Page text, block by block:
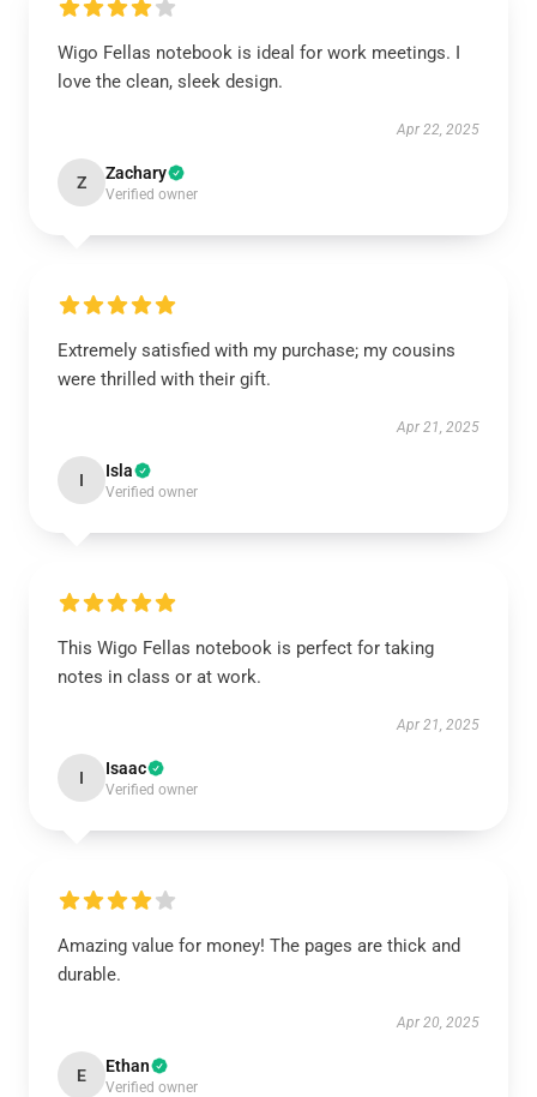
Wigo Fellas notebook is ideal for work meetings. I
love the clean, sleek design.
Apr 22, 2025
Z Zachary
Verified owner
Extremely satisfied with my purchase; my cousins
were thrilled with their gift.
Apr 21, 2025
I Isla
Verified owner
This Wigo Fellas notebook is perfect for taking
notes in class or at work.
Apr 21, 2025
I Isaac
Verified owner
Amazing value for money! The pages are thick and
durable.
Apr 20, 2025
E Ethan
Verified owner